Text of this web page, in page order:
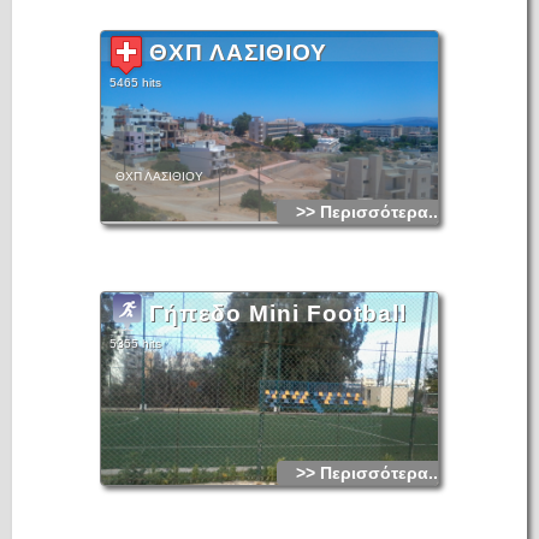
ΘΧΠ ΛΑΣΙΘΙΟΥ
5465 hits
ΘΧΠ ΛΑΣΙΘΙΟΥ
>> Περισσότερα...
Γήπεδο Mini Football
5355 hits
>> Περισσότερα...